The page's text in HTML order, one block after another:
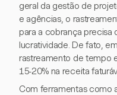
geral da gestão de
e agências, o
para a cobrança precisa
lucratividade. De fato,
rastreamento de tempo
15-20% na receita
Com ferramentas como